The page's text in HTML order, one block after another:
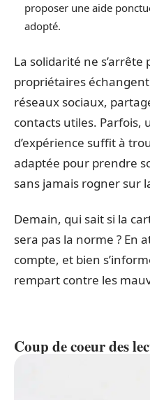
proposer une aide
adopté.
La solidarité ne
propriétaires
réseaux sociaux,
contacts utiles. Parfois,
d’expérience suffit à
adaptée pour prendre
sans jamais rogner sur
Demain, qui sait si la
sera pas la norme ? En
compte, et bien
rempart contre les
Coup de coeur des